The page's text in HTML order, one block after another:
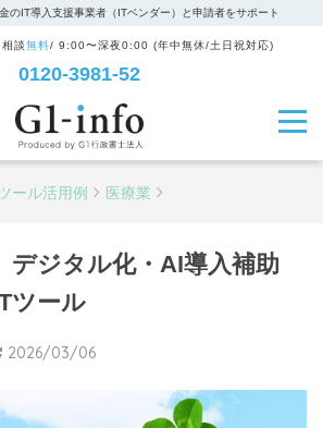
のIT導入支援事業者（ITベンダー）と申請者をサポート
談無料/ 9:00〜深夜0:00 (年中無休/土日祝対応)
0120-3981-52
ール活用例 医療業
デジタル化・AI導入補助
ツール
2026/03/06